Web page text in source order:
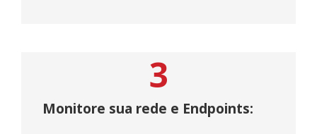
3
Monitore sua rede e Endpoints: